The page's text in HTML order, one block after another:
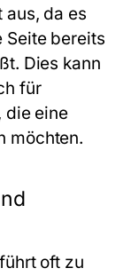
da es
Seite bereits
Dies kann
für
die eine
möchten.
oft zu